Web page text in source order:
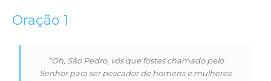
Oração 1
“Oh, São Pedro, vós que fostes chamado pelo
Senhor para ser pescador de homens e mulheres.